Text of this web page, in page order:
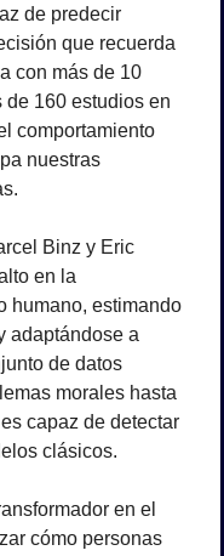
de predecir
que recuerda
con más de 10
160 estudios en
comportamiento
nuestras
Binz y Eric
en la
humano, estimando
adaptándose a
de datos
morales hasta
capaz de detectar
clásicos.
en el
cómo personas